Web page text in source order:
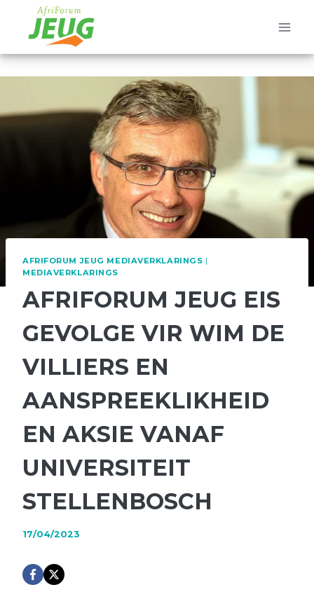
content
AFRIFORUM JEUG MEDIAVERKLARINGS |
MEDIAVERKLARINGS
AFRIFORUM JEUG EIS
GEVOLGE VIR WIM DE
VILLIERS EN
AANSPREEKLIKHEID
EN AKSIE VANAF
UNIVERSITEIT
STELLENBOSCH
17/04/2023